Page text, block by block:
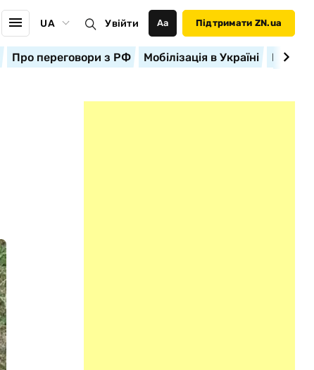
UA Увійти Аа Підтримати ZN.ua
Про переговори з РФ Мобілізація в Україні